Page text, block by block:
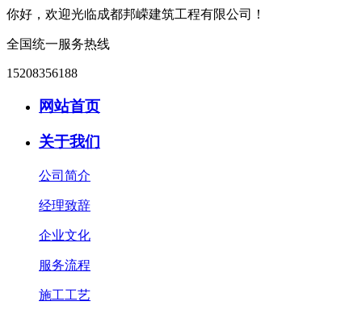
你好，欢迎光临成都邦嵘建筑工程有限公司！
全国统一服务热线
15208356188
网站首页
关于我们
公司简介
经理致辞
企业文化
服务流程
施工工艺